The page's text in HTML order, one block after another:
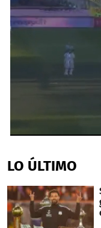
of
1
23
seconds
LO ÚLTIMO